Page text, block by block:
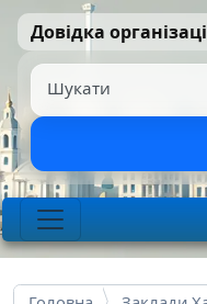
Перейти до основного
Довідка
Шукати